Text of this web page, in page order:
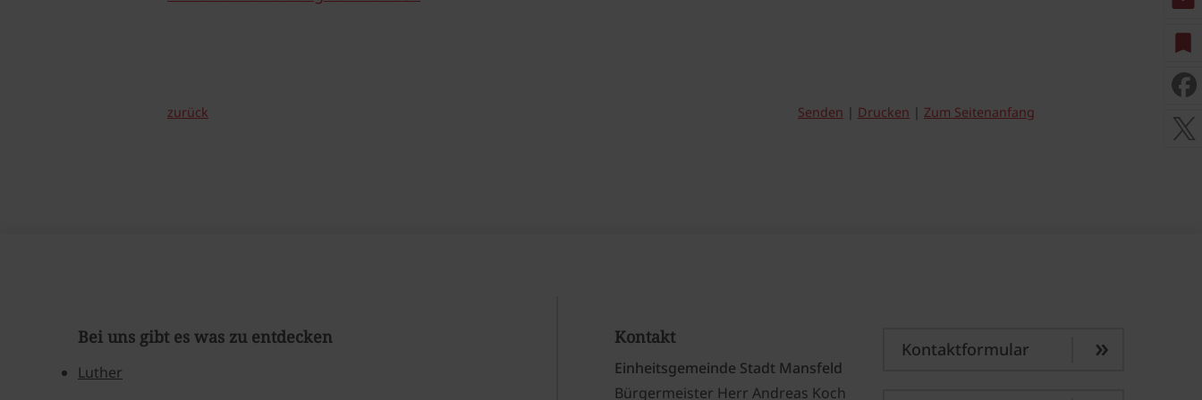
zurück Senden Drucken Zum Seitenanfang
bookmark
Bei uns gibt es was zu entdecken
Luther
Kontakt
Einheitsgemeinde Stadt Mansfeld
Bürgermeister Herr Andreas Koch
Kontaktformular